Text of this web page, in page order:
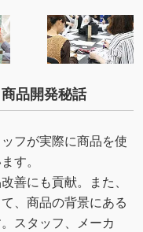
品開発秘話
フが実際に商品を使
す。
善にも貢献。また、
、商品の背景にある
スタッフ、メーカ